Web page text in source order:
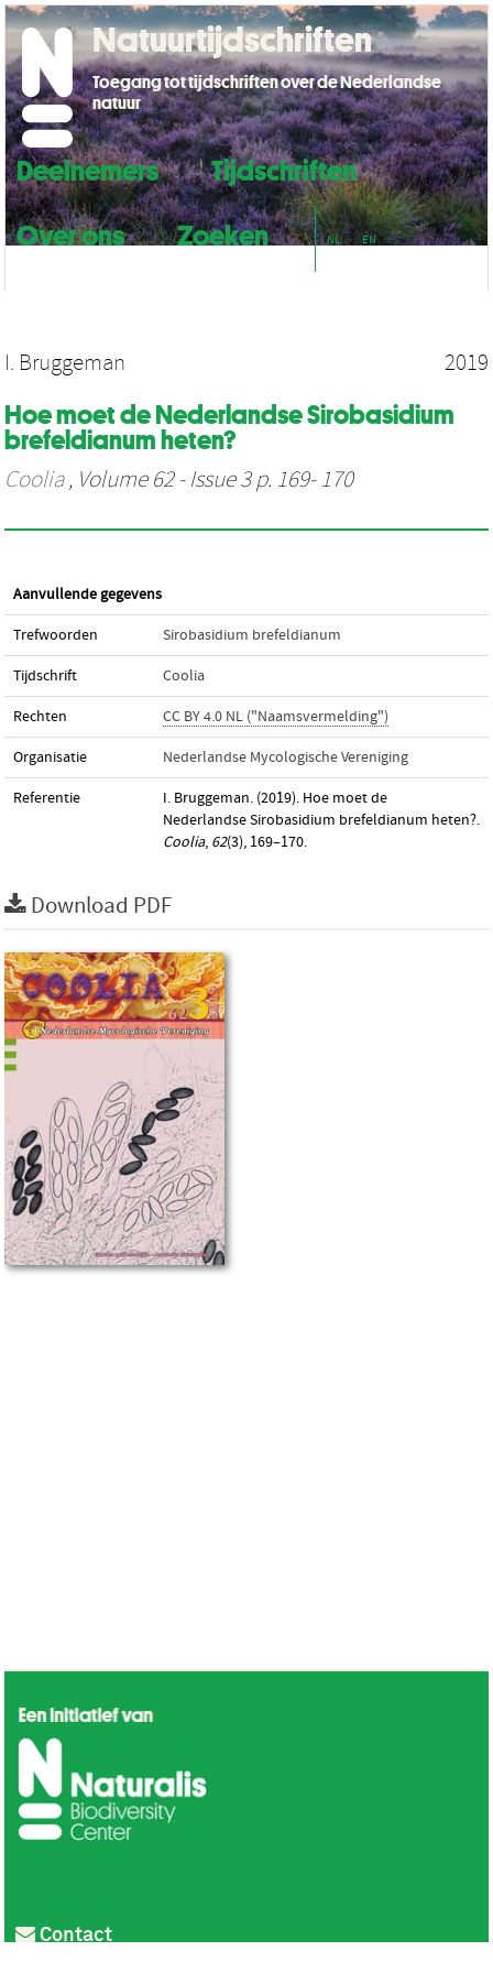
Deelnemers
Tijdschriften
Over ons
Zoeken NL EN
Natuurtijdschriften
Toegang tot tijdschriften over de Nederlandse
natuur
I. Bruggeman 2019
Hoe moet de Nederlandse Sirobasidium
brefeldianum heten?
Coolia, Volume 62 - Issue 3 p. 169- 170
Aanvullende gegevens
Trefwoorden Sirobasidium brefeldianum
Tijdschrift Coolia
Rechten CC BY 4.0 NL ("Naamsvermelding")
Organisatie Nederlandse Mycologische Vereniging
Referentie
I. Bruggeman. (2019). Hoe moet de
Nederlandse Sirobasidium brefeldianum heten?.
Coolia, 62(3), 169–170.
Download PDF
Contact